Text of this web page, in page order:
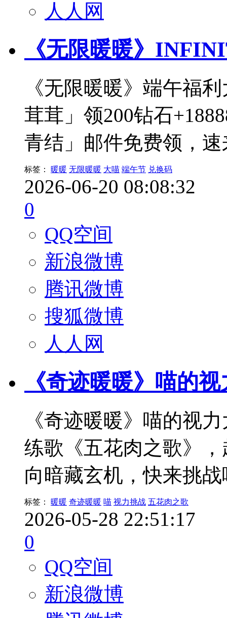
人人网
《无限暖暖》
《无限暖暖》端午福
茸茸」领200钻石
青结」邮件免费领，
标签： 暖暖 无限暖暖 大喵 端午节 兑换码
2026-06-20 08:08:32
0
QQ空间
新浪微博
腾讯微博
搜狐微博
人人网
《奇迹暖暖》喵的
《奇迹暖暖》喵的视
练歌《五花肉之歌》
向暗藏玄机，快来挑
标签： 暖暖 奇迹暖暖 喵 视力挑战 五花肉之歌
2026-05-28 22:51:17
0
QQ空间
新浪微博